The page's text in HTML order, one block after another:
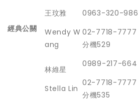
經典公關
王玟雅
Wendy W
ang
0963-320-986
02-7718-7777
分機529
林維星
Stella Lin
0989-217-664
02-7718-7777
分機535